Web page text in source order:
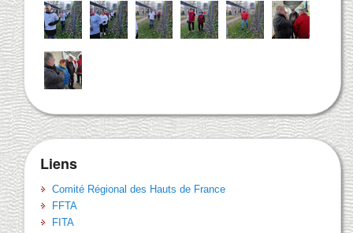
Liens
Comité Régional des Hauts de France
FFTA
FITA